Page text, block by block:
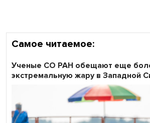
Самое читаемое:
Ученые СО РАН обещают еще
экстремальную жару в Западной